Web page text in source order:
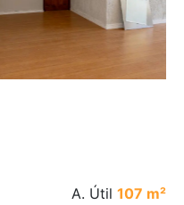
A. Útil 107 m²